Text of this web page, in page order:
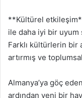
**Kültürel
ile daha iyi bir uyum
Farklı kültürlerin bir
artırmış ve
Almanya’ya göç
ardından yeni bir